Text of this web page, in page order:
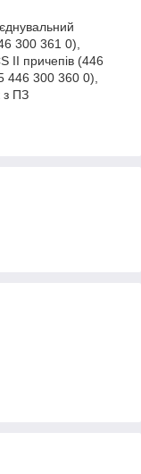
300 361 0),
II причепів (446
446 300 360 0),
з ПЗ